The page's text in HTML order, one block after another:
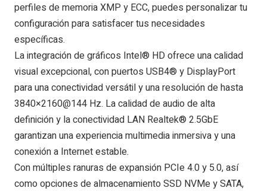
perfiles de memoria XMP y ECC, puedes personalizar tu
configuración para satisfacer tus necesidades
específicas.
La integración de gráficos Intel® HD ofrece una calidad
visual excepcional, con puertos USB4® y DisplayPort
para una conectividad versátil y una resolución de hasta
3840×2160@144 Hz. La calidad de audio de alta
definición y la conectividad LAN Realtek® 2.5GbE
garantizan una experiencia multimedia inmersiva y una
conexión a Internet estable.
Con múltiples ranuras de expansión PCIe 4.0 y 5.0, así
como opciones de almacenamiento SSD NVMe y SATA,